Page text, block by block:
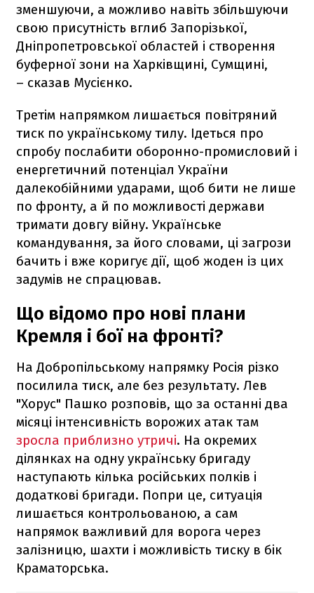
зменшуючи, а можливо навіть збільшуючи
свою присутність вглиб Запорізької,
Дніпропетровської областей і створення
буферної зони на Харківщині, Сумщині,
– сказав Мусієнко.
Третім напрямком лишається повітряний
тиск по українському тилу. Ідеться про
спробу послабити оборонно-промисловий і
енергетичний потенціал України
далекобійними ударами, щоб бити не лише
по фронту, а й по можливості держави
тримати довгу війну. Українське
командування, за його словами, ці загрози
бачить і вже коригує дії, щоб жоден із цих
задумів не спрацював.
Що відомо про нові плани
Кремля і бої на фронті?
На Добропільському напрямку Росія різко
посилила тиск, але без результату. Лев
"Хорус" Пашко розповів, що за останні два
місяці інтенсивність ворожих атак там
зросла приблизно утричі. На окремих
ділянках на одну українську бригаду
наступають кілька російських полків і
додаткові бригади. Попри це, ситуація
лишається контрольованою, а сам
напрямок важливий для ворога через
залізницю, шахти і можливість тиску в бік
Краматорська.